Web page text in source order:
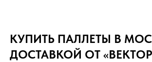
КУПИТЬ ПАЛЛЕТЫ В
ДОСТАВКОЙ ОТ